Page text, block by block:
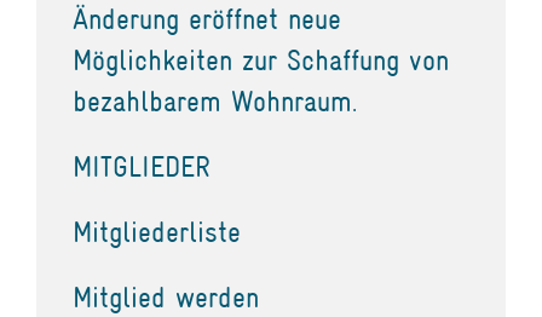
Änderung eröffnet neue
Möglichkeiten zur Schaffung von
bezahlbarem Wohnraum.
MITGLIEDER
Mitgliederliste
Mitglied werden